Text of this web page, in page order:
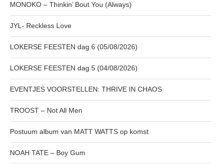
MONOKO – Thinkin’ Bout You (Always)
JYL- Reckless Love
LOKERSE FEESTEN dag 6 (05/08/2026)
LOKERSE FEESTEN dag 5 (04/08/2026)
EVENTJES VOORSTELLEN: THRIVE IN CHAOS
TROOST – Not All Men
Postuum album van MATT WATTS op komst
NOAH TATE – Boy Gum